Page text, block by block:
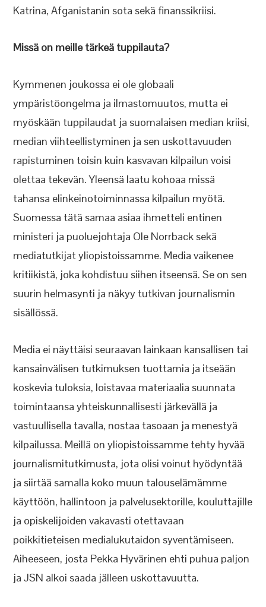
Katrina, Afganistanin sota sekä finanssikriisi.
Missä on meille tärkeä tuppilauta?
Kymmenen joukossa ei ole globaali
ympäristöongelma ja ilmastomuutos, mutta ei
myöskään tuppilaudat ja suomalaisen median kriisi,
median viihteellistyminen ja sen uskottavuuden
rapistuminen toisin kuin kasvavan kilpailun voisi
olettaa tekevän. Yleensä laatu kohoaa missä
tahansa elinkeinotoiminnassa kilpailun myötä.
Suomessa tätä samaa asiaa ihmetteli entinen
ministeri ja puoluejohtaja Ole Norrback sekä
mediatutkijat yliopistoissamme. Media vaikenee
kritiikistä, joka kohdistuu siihen itseensä. Se on sen
suurin helmasynti ja näkyy tutkivan journalismin
sisällössä.
Media ei näyttäisi seuraavan lainkaan kansallisen tai
kansainvälisen tutkimuksen tuottamia ja itseään
koskevia tuloksia, loistavaa materiaalia suunnata
toimintaansa yhteiskunnallisesti järkevällä ja
vastuullisella tavalla, nostaa tasoaan ja menestyä
kilpailussa. Meillä on yliopistoissamme tehty hyvää
journalismitutkimusta, jota olisi voinut hyödyntää
ja siirtää samalla koko muun talouselämämme
käyttöön, hallintoon ja palvelusektorille, kouluttajille
ja opiskelijoiden vakavasti otettavaan
poikkitieteisen medialukutaidon syventämiseen.
Aiheeseen, josta Pekka Hyvärinen ehti puhua paljon
ja JSN alkoi saada jälleen uskottavuutta.